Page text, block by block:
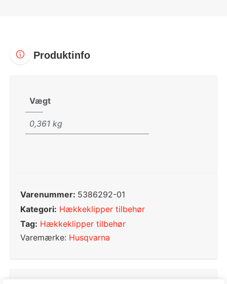
Produktinfo
Vægt
0,361 kg
Varenummer: 5386292-01
Kategori: Hækkeklipper tilbehør
Tag: Hækkeklipper tilbehør
Varemærke: Husqvarna